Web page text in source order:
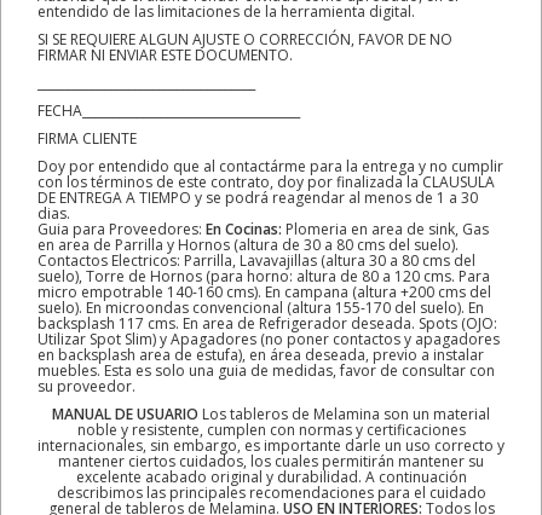
entendido de las limitaciones de la herramienta digital.
SI SE REQUIERE ALGUN AJUSTE O CORRECCIÓN, FAVOR DE NO
FIRMAR NI ENVIAR ESTE DOCUMENTO.
FECHA____________________________________
FIRMA CLIENTE
Doy por entendido que al contactárme para la entrega y no cumplir
con los términos de este contrato, doy por finalizada la CLAUSULA
DE ENTREGA A TIEMPO y se podrá reagendar al menos de 1 a 30
dias.
Guia para Proveedores: En Cocinas: Plomeria en area de sink, Gas
en area de Parrilla y Hornos (altura de 30 a 80 cms del suelo).
Contactos Electricos: Parrilla, Lavavajillas (altura 30 a 80 cms del
suelo), Torre de Hornos (para horno: altura de 80 a 120 cms. Para
micro empotrable 140-160 cms). En campana (altura +200 cms del
suelo). En microondas convencional (altura 155-170 del suelo). En
backsplash 117 cms. En area de Refrigerador deseada. Spots (OJO:
Utilizar Spot Slim) y Apagadores (no poner contactos y apagadores
en backsplash area de estufa), en área deseada, previo a instalar
muebles. Esta es solo una guia de medidas, favor de consultar con
su proveedor.
MANUAL DE USUARIO Los tableros de Melamina son un material
noble y resistente, cumplen con normas y certificaciones
internacionales, sin embargo, es importante darle un uso correcto y
mantener ciertos cuidados, los cuales permitirán mantener su
excelente acabado original y durabilidad. A continuación
describimos las principales recomendaciones para el cuidado
general de tableros de Melamina. USO EN INTERIORES: Todos los